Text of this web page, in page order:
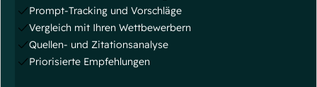
Prompt-Tracking und Vorschläge
Vergleich mit Ihren Wettbewerbern
Quellen- und Zitationsanalyse
Priorisierte Empfehlungen